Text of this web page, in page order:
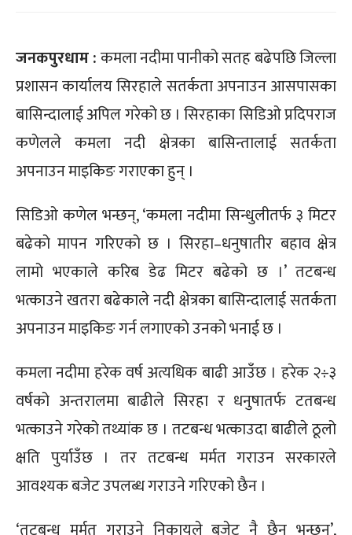
जनकपुरधाम :कमला नदीमा पानीको सतह बढेपछि जिल्ला
प्रशासन कार्यालय सिरहाले सतर्कता अपनाउन आसपासका
बासिन्दालाई अपिल गरेको छ । सिरहाका सिडिओ प्रदिपराज
कणेलले कमला नदी क्षेत्रका बासिन्तालाई सतर्कता
अपनाउन माइकिङ गराएका हुन् ।
सिडिओ कणेल भन्छन्, ‘कमला नदीमा सिन्धुलीतर्फ ३ मिटर
बढेको मापन गरिएको छ । सिरहा–धनुषातीर बहाव क्षेत्र
लामो भएकाले करिब डेढ मिटर बढेको छ ।’ तटबन्ध
भत्काउने खतरा बढेकाले नदी क्षेत्रका बासिन्दालाई सतर्कता
अपनाउन माइकिङ गर्न लगाएको उनको भनाई छ ।
कमला नदीमा हरेक वर्ष अत्यधिक बाढी आउँछ । हरेक २÷३
वर्षको अन्तरालमा बाढीले सिरहा र धनुषातर्फ टतबन्ध
भत्काउने गरेको तथ्यांक छ । तटबन्ध भत्काउदा बाढीले ठूलो
क्षति पुर्याउँछ । तर तटबन्ध मर्मत गराउन सरकारले
आवश्यक बजेट उपलब्ध गराउने गरिएको छैन ।